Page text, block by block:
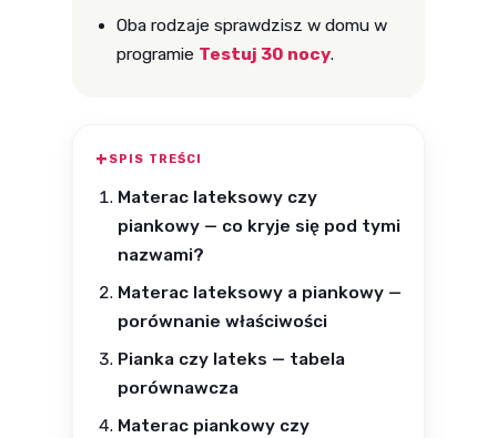
Oba rodzaje sprawdzisz w domu w
programie Testuj 30 nocy.
SPIS TREŚCI
Materac lateksowy czy
piankowy — co kryje się pod tymi
nazwami?
Materac lateksowy a piankowy —
porównanie właściwości
Pianka czy lateks — tabela
porównawcza
Materac piankowy czy